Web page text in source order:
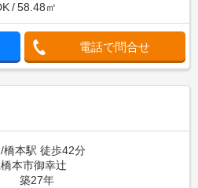
58.48㎡
電話で問合せ
橋本駅 徒歩42分
本市御幸辻
築27年